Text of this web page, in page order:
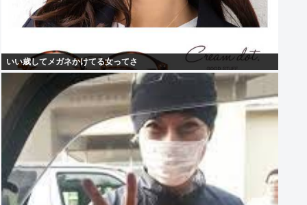
いい歳してメガネかけてる女ってさ